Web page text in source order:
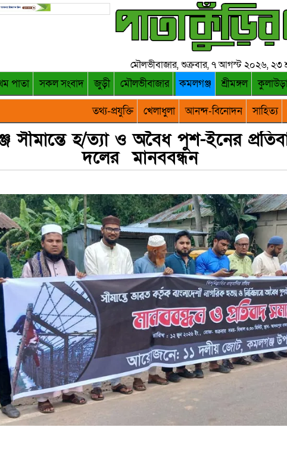
মৌলভীবাজার, শুক্রবার, ৭ আগস্ট ২০২৬, ২৩
পাতা সকল সংবাদ জুড়ী মৌলভীবাজার কমলগঞ্জ শ্রীমঙ্গল
তথ্য-প্রযুক্তি
খেলাধুলা আনন্দ-বিনোদন সাহিত্য
সীমান্তে হ/ত্যা ও অবৈধ পুশ-ইনের
দলের মানববন্ধন